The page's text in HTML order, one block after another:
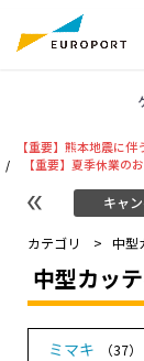
【重要】熊本地震に
/
【重要】夏季休業の
キャ
カテゴリ > 中型
中型カッ
ミマキ （37）